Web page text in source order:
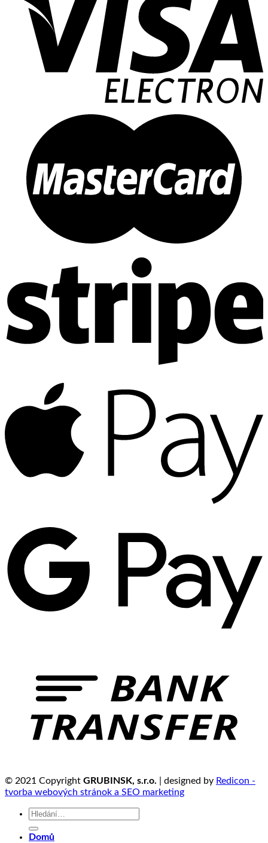
© 2021 Copyright GRUBINSK, s.r.o. | designed by Redicon -
tvorba webových stránok a SEO marketing
Hledat:
Domů